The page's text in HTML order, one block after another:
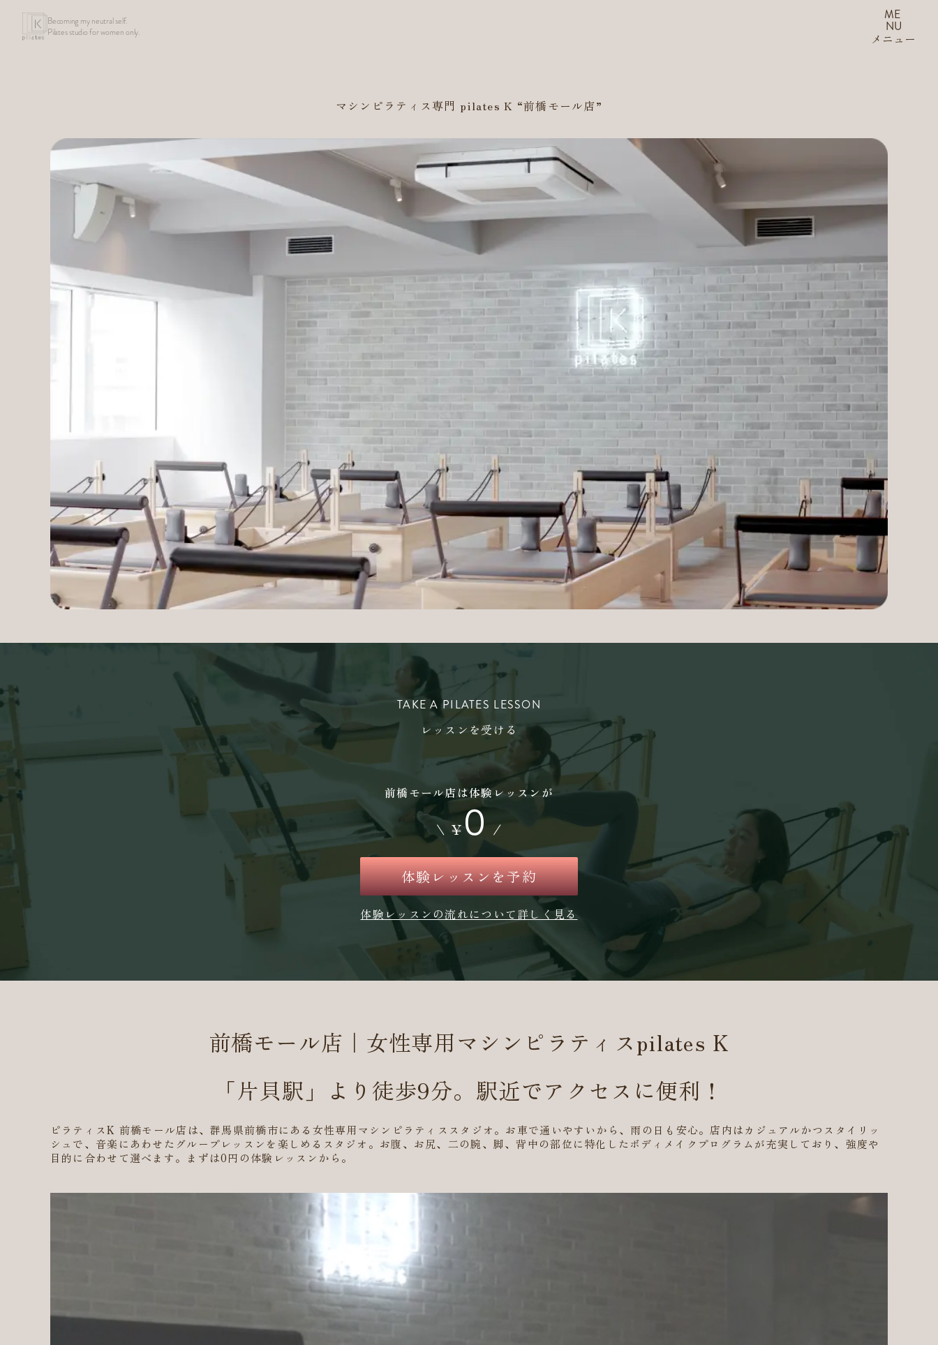
Becoming my neutral self.
Pilates studio for women only.
ME
NU
メニュー
マシンピラティス専門 pilates K “前橋モール店”
TAKE A PILATES LESSON
レッスンを受ける
前橋モール店は体験レッスンが
\ ¥0 /
体験レッスンを予約
体験レッスンの流れについて詳しく見る
前橋モール店｜女性専用マシンピラティスpilates K
「片貝駅」より徒歩9分。駅近でアクセスに便利！
ピラティスK 前橋モール店は、群馬県前橋市にある女性専用マシンピラティススタジオ。お車で通いやすいから、雨の日も安心。店内はカジュアルかつスタイリッ
シュで、音楽にあわせたグループレッスンを楽しめるスタジオ。お腹、お尻、二の腕、脚、背中の部位に特化したボディメイクプログラムが充実しており、強度や
目的に合わせて選べます。まずは0円の体験レッスンから。